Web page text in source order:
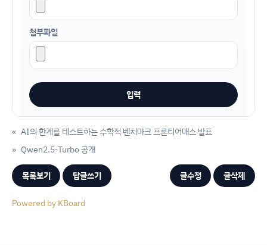
첨부파일
« AI의 한계를 테스트하는 수학적 벤치마크 프론티어매스 발표
Qwen2.5-Turbo 공개
»
목록보기 답글쓰기 글수정 글삭제
Powered by KBoard